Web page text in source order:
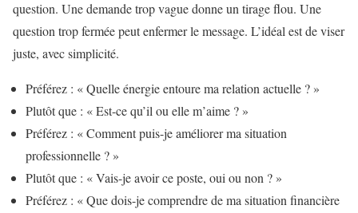
question. Une demande trop vague donne un tirage flou. Une
question trop fermée peut enfermer le message. L’idéal est de viser
juste, avec simplicité.
Préférez : « Quelle énergie entoure ma relation actuelle ? »
Plutôt que : « Est-ce qu’il ou elle m’aime ? »
Préférez : « Comment puis-je améliorer ma situation
professionnelle ? »
Plutôt que : « Vais-je avoir ce poste, oui ou non ? »
Préférez : « Que dois-je comprendre de ma situation financière